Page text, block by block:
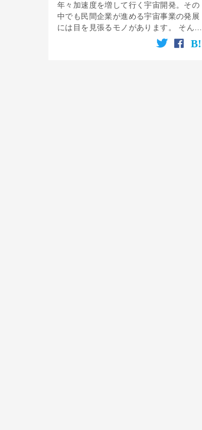
年々加速度を増して行く宇宙開発。その
中でも民間企業が進める宇宙事業の発展
には目を見張るモノがあります。 そんな
中、アメリカの航空宇宙企業シエラ・ス
ペース社（Sierra Space）が開発を進め